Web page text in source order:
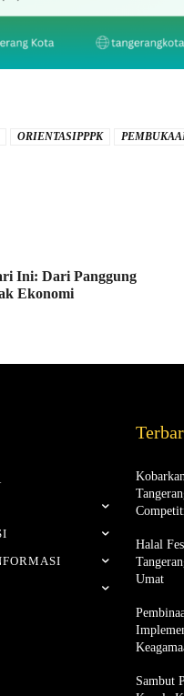
ORIENTASIPPPK
Ini: Dari Panggung
Ekonomi
Halal
Umat
Sambut